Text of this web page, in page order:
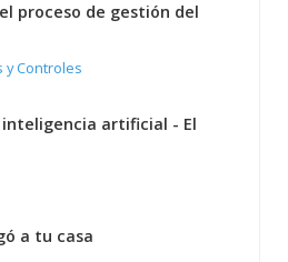
proceso de gestión del
y Controles
artificial - El
a tu casa